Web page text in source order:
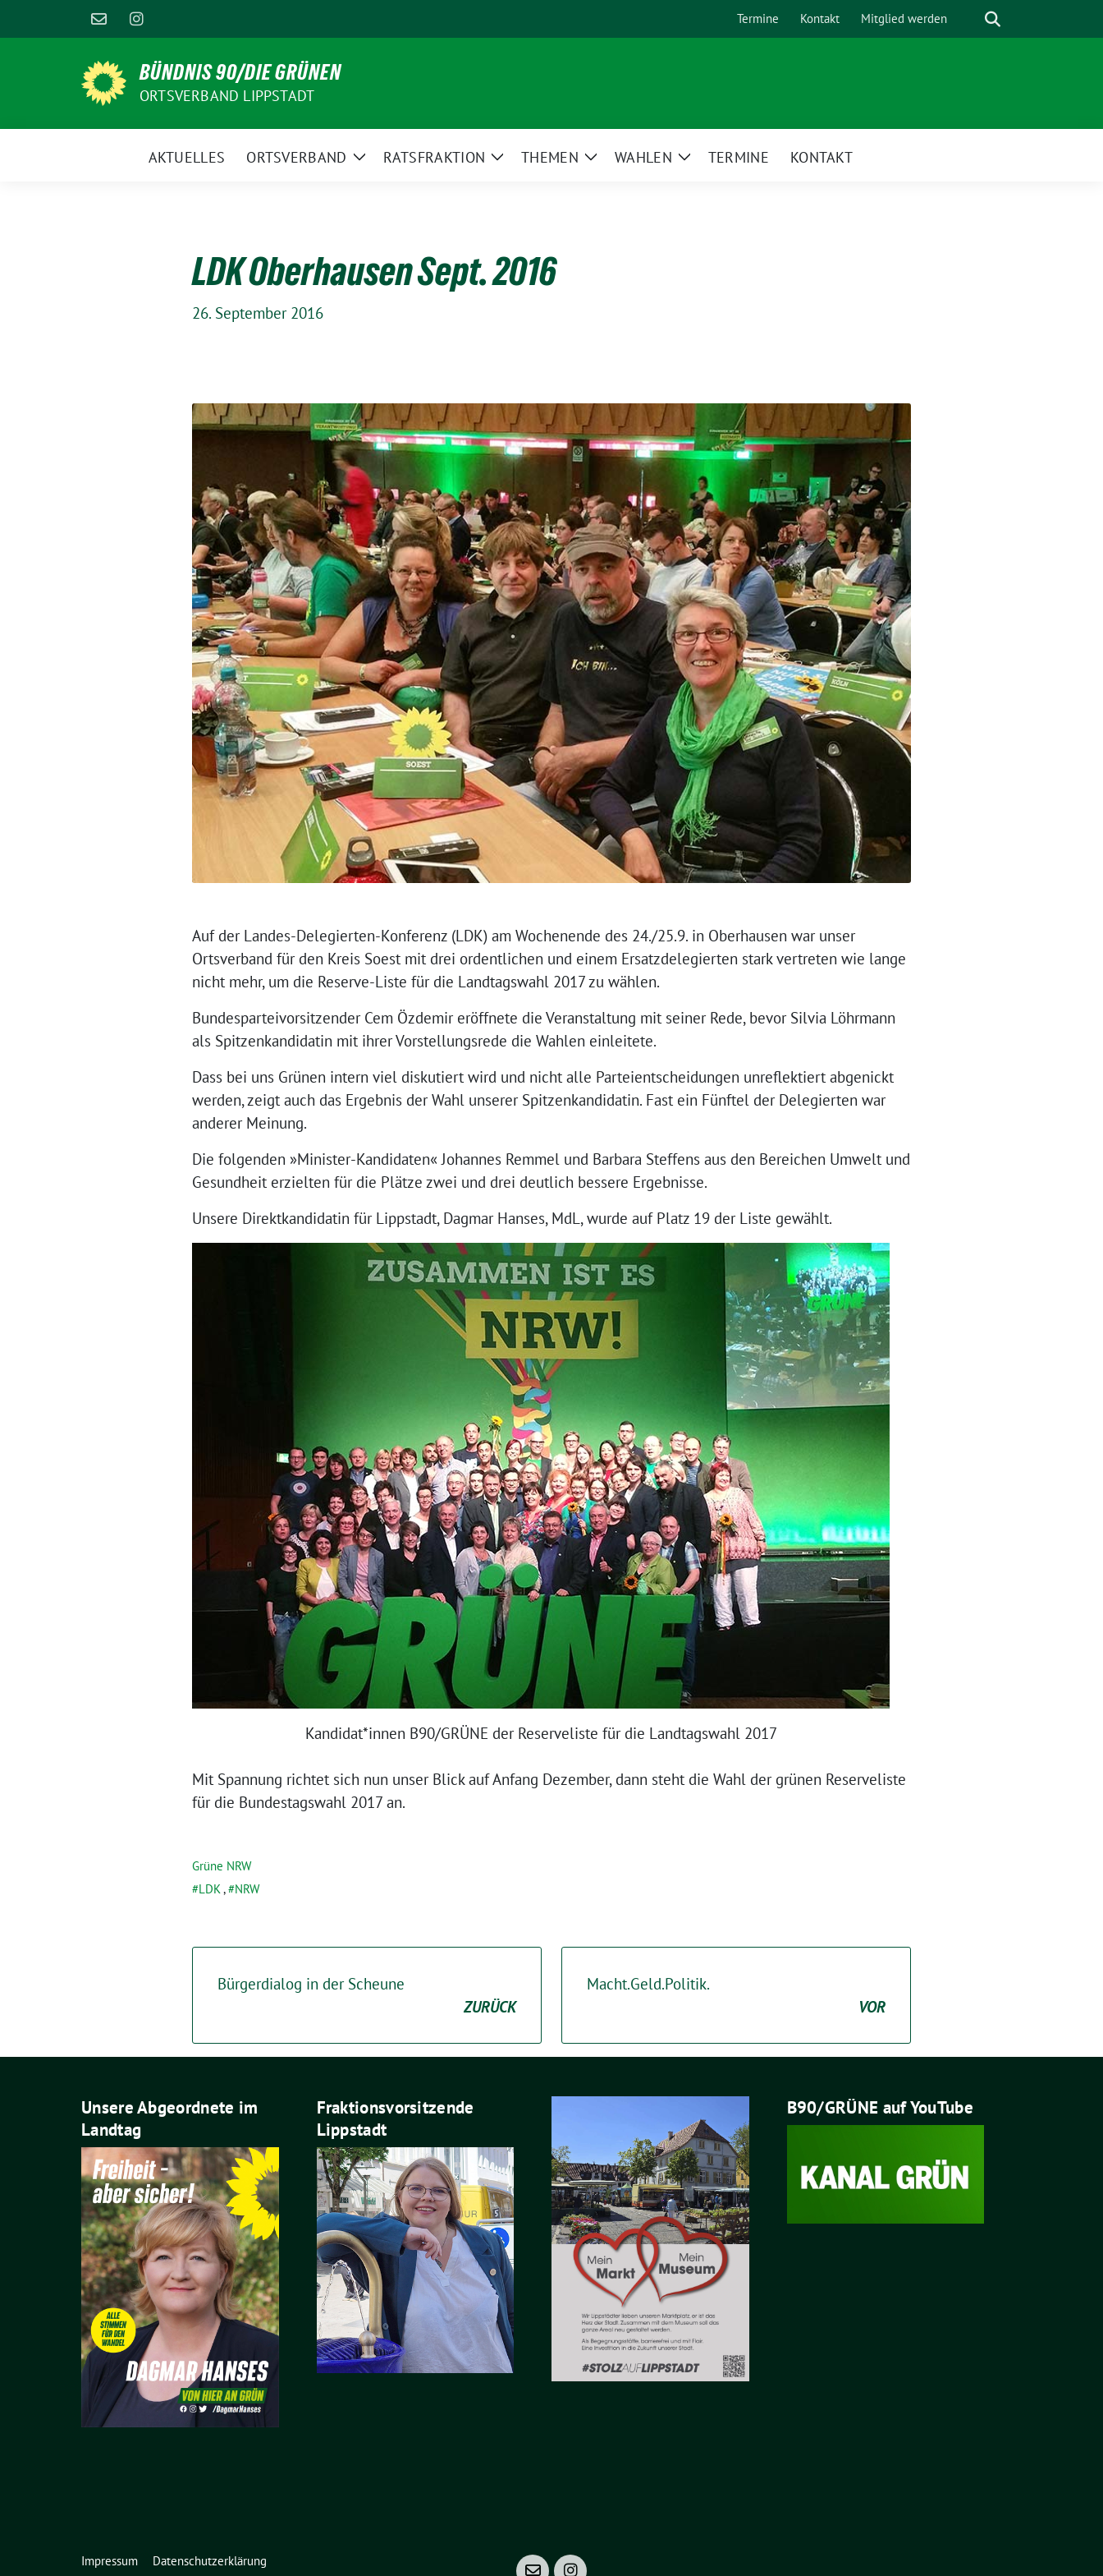
zum
Termine Kontakt Mitglied werden Suche
BÜNDNIS 90/DIE GRÜNEN
ORTSVERBAND LIPPSTADT
AKTUELLES ORTSVERBAND
ZeigeRATSFRAKTION
ZeigeTHEMEN
ZeigeWAHLEN
ZeigeTERMINE KONTAKT
LDK Oberhausen Sept. 2016
26. September 2016
Auf der Landes-Delegierten-Konferenz (LDK) am Wochenende des 24./25.9. in Oberhausen war unser
Ortsverband für den Kreis Soest mit drei ordentlichen und einem Ersatzdelegierten stark vertreten wie lange
nicht mehr, um die Reserve-Liste für die Landtagswahl 2017 zu wählen.
Bundesparteivorsitzender Cem Özdemir eröffnete die Veranstaltung mit seiner Rede, bevor Silvia Löhrmann
als Spitzenkandidatin mit ihrer Vorstellungsrede die Wahlen einleitete.
Dass bei uns Grünen intern viel diskutiert wird und nicht alle Parteientscheidungen unreflektiert abgenickt
werden, zeigt auch das Ergebnis der Wahl unserer Spitzenkandidatin. Fast ein Fünftel der Delegierten war
anderer Meinung.
Die folgenden »Minister-Kandidaten« Johannes Remmel und Barbara Steffens aus den Bereichen Umwelt und
Gesundheit erzielten für die Plätze zwei und drei deutlich bessere Ergebnisse.
Unsere Direktkandidatin für Lippstadt, Dagmar Hanses, MdL, wurde auf Platz 19 der Liste gewählt.
Kandidat*innen B90/GRÜNE der Reserveliste für die Landtagswahl 2017
Mit Spannung richtet sich nun unser Blick auf Anfang Dezember, dann steht die Wahl der grünen Reserveliste
für die Bundestagswahl 2017 an.
Grüne NRW
LDK, NRW
Bürgerdialog in der Scheune
ZURÜCK
Macht.Geld.Politik.
VOR
Unsere Abgeordnete im
Landtag
Fraktionsvorsitzende
Lippstadt
B90/GRÜNE auf YouTube
Impressum Datenschutzerklärung